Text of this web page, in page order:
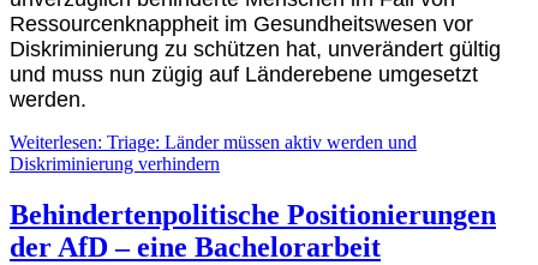
Ressourcenknappheit im Gesundheitswesen vor
Diskriminierung zu schützen hat, unverändert gültig
und muss nun zügig auf Länderebene umgesetzt
werden.
Weiterlesen: Triage: Länder müssen aktiv werden und
Diskriminierung verhindern
Behindertenpolitische Positionierungen
der AfD – eine Bachelorarbeit